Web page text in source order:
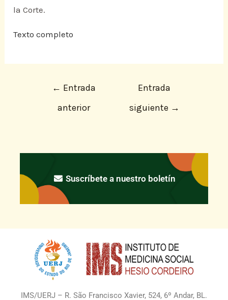
la Corte.
Texto completo
← Entrada
anterior
Entrada
siguiente →
Suscríbete a nuestro boletín
IMS/UERJ – R. São Francisco Xavier, 524, 6º Andar, BL.